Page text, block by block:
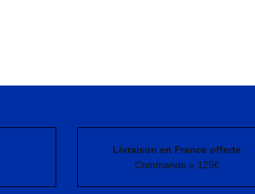
Livraison en France offerte
Commande ≥ 125€